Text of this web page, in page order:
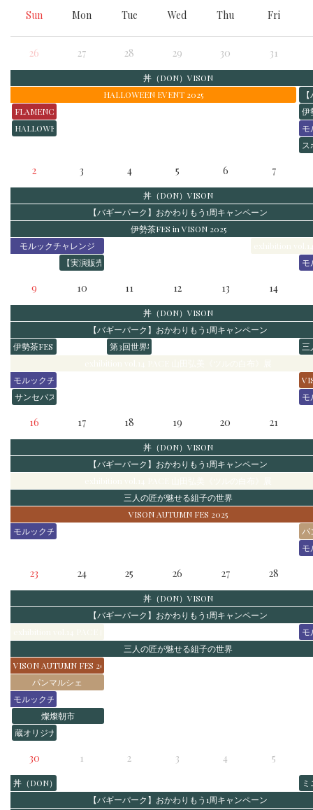
Sun Mon Tue Wed Thu Fri
26 27 28 29 30 31
丼（DON）VISON
HALLOWEEN EVENT 2025
FLAMENCO SHOW Alegria～アレグリア～
伊
HALLOWEEN BUGGY助手席プラン
モ
2 3 4 5 6 7
丼（DON）VISON
【バギーパーク】おかわりもう1周キャンペーン
伊勢茶FES in VISON 2025
モルックチャレンジ
【実演販売】ドンッとなるよ！ポン菓子屋ドンちゃん！
モ
9 10 11 12 13 14
丼（DON）VISON
【バギーパーク】おかわりもう1周キャンペーン
伊勢茶FES in VISON 2025 第3回世界料理学会 in VISON
三
モルックチャレンジ
サンセバスチャン美食フォーラム
モ
16 17 18 19 20 21
丼（DON）VISON
【バギーパーク】おかわりもう1周キャンペーン
三人の匠が魅せる組子の世界
VISON AUTUMN FES 2025
モルックチャレンジ
パ
モ
23 24 25 26 27 28
丼（DON）VISON
【バギーパーク】おかわりもう1周キャンペーン
モ
三人の匠が魅せる組子の世界
VISON AUTUMN FES 2025
パンマルシェ
モルックチャレンジ
燦燦朝市
蔵オリジナル秘伝のタレで焼く絶品みたらし団子
30 1 2 3 4 5
丼（DON）VISON
【バギーパーク】おかわりもう1周キャンペーン